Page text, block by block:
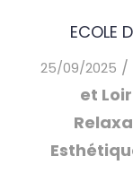
ECOLE
25/09/2025 /
et